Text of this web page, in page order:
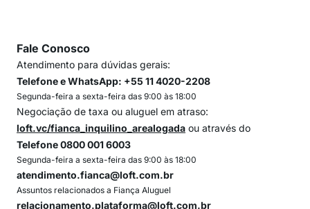
Fale Conosco
Atendimento para dúvidas gerais:
Telefone e WhatsApp: +55 11 4020-2208
Segunda-feira a sexta-feira das 9:00 às 18:00
Negociação de taxa ou aluguel em atraso:
loft.vc/fianca_inquilino_arealogada ou através do
Telefone 0800 001 6003
Segunda-feira a sexta-feira das 9:00 às 18:00
atendimento.fianca@loft.com.br
Assuntos relacionados a Fiança Aluguel
relacionamento.plataforma@loft.com.br